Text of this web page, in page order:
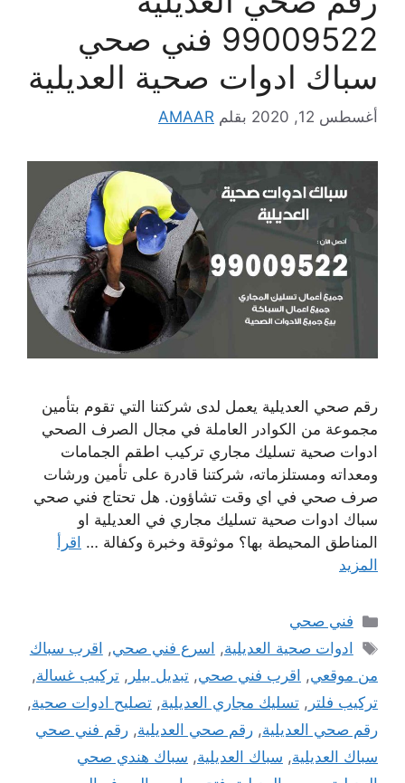
99009522 فني صحي
سباك ادوات صحية العديلية
أغسطس 12, 2020 بقلم AMAAR
رقم صحي العديلية يعمل لدى شركتنا التي تقوم بتأمين
مجموعة من الكوادر العاملة في مجال الصرف الصحي
ادوات صحية تسليك مجاري تركيب اطقم الجمامات
ومعداته ومستلزماته، شركتنا قادرة على تأمين ورشات
صرف صحي في اي وقت تشاؤون. هل تحتاج فني صحي
سباك ادوات صحية تسليك مجاري في العديلية او
المناطق المحيطة بها؟ موثوقة وخبرة وكفالة … اقرأ
المزيد
التصنيفات
فني صحي
الوسوم
ادوات صحية العديلية, اسرع فني صحي, اقرب سباك
من موقعي, اقرب فني صحي, تبديل بيلر , تركيب غسالة,
تركيب فلتر , تسليك مجاري العديلية, تصليح ادوات صحية,
رقم صحي العديلية, رقم صحي العديلية, رقم فني صحي
سباك العديلية, سباك العديلية, سباك هندي صحي